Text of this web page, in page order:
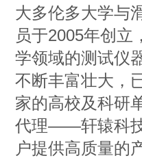
大多伦多大学与
员于2005年创立
学领域的测试仪
不断丰富壮大，
家的高校及科研
代理——轩辕科
户提供高质量的